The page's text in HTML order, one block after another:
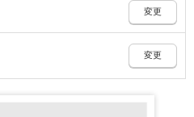
変更
変更